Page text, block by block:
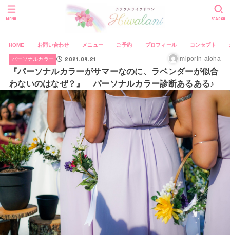
HOME お問い合わせ メニュー ご予約 プロフィール コンセプト
SEARCH
MENU
パーソナルカラー 2021.09.21 miporin-aloha
『パーソナルカラーがサマーなのに、ラベンダーが似合
わないのはなぜ？』 パーソナルカラー診断あるある♪